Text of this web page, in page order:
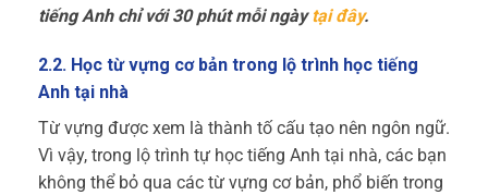
tiếng Anh chỉ với 30 phút mỗi ngàytại đây.
2.2. Học từ vựng cơ bản trong lộ trình học tiếng
Anh tại nhà
Từ vựng được xem là thành tố cấu tạo nên ngôn ngữ.
Vì vậy, trong lộ trình tự học tiếng Anh tại nhà, các bạn
không thể bỏ qua các từ vựng cơ bản, phổ biến trong